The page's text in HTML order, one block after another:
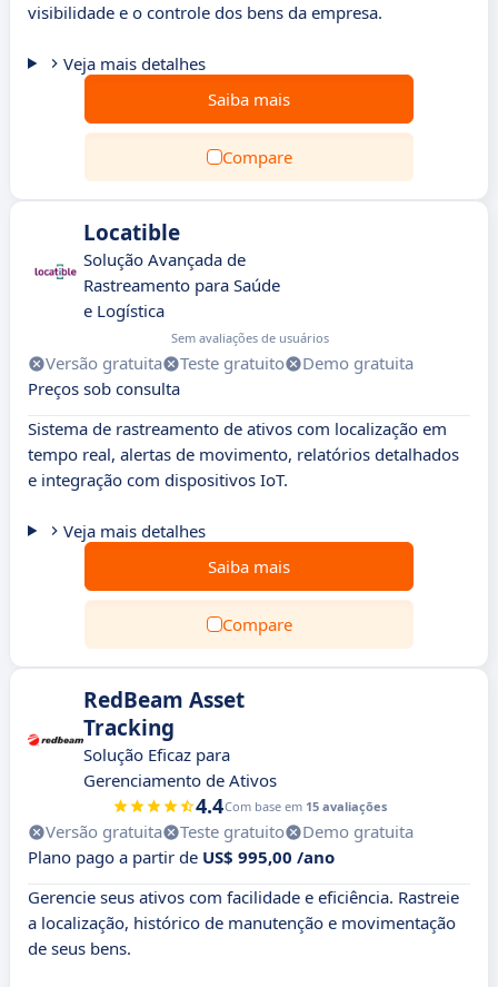
visibilidade e o controle dos bens da empresa.
Veja mais detalhes
Saiba mais
Compare
Locatible
Solução Avançada de
Rastreamento para Saúde
e Logística
Sem avaliações de usuários
Versão gratuita Teste gratuito
Demo gratuita
Preços sob consulta
Sistema de rastreamento de ativos com localização em
tempo real, alertas de movimento, relatórios detalhados
e integração com dispositivos IoT.
Veja mais detalhes
Saiba mais
Compare
RedBeam Asset
Tracking
Solução Eficaz para
Gerenciamento de Ativos
4.4Com base em 15 avaliações
Versão gratuita Teste gratuito
Demo gratuita
Plano pago a partir de US$ 995,00 /ano
Gerencie seus ativos com facilidade e eficiência. Rastreie
a localização, histórico de manutenção e movimentação
de seus bens.